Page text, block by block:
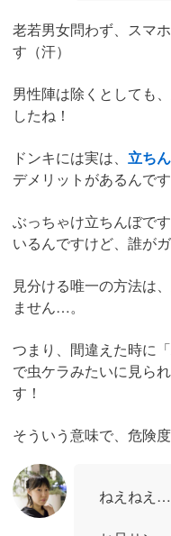
老若男女問わず、スマ
す（汗）
男性陣は除くとしても
したね！
ドンキには実は、 立ち
デメリットがあるんです
ぶっちゃけ立ちんぼで
いるんですけど、誰が
見分ける唯一の方法は、
ません…。
つまり、間違えた時に
で虫ケラみたいに見ら
す！
そういう意味で、危険
ねえねえ…